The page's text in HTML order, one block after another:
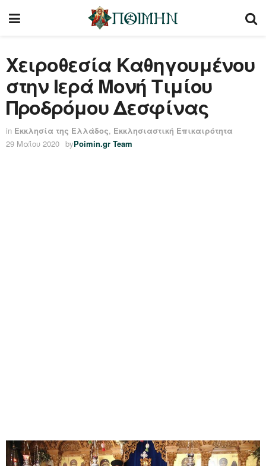
Χειροθεσία Καθηγουμένου
στην Ιερά Μονή Τιμίου
Προδρόμου Δεσφίνας
in Εκκλησία της Ελλάδος, Εκκλησιαστική Επικαιρότητα
29 Μαΐου 2020 byPoimin.gr Team